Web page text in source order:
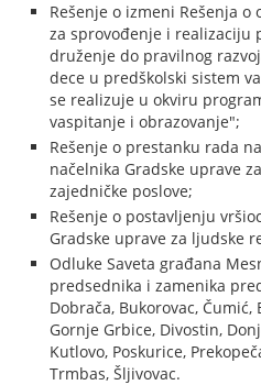
Rešenje o izmeni Rešenja
za sprovođenje i realizaciju
druženje do pravilnog
dece u predškolski sistem
se realizuje u okviru
vaspitanje i obrazovanje";
Rešenje o prestanku rada
načelnika Gradske uprave
zajedničke poslove;
Rešenje o postavljenju
Gradske uprave za ljudske
Odluke Saveta građana
predsednika i zamenika
Dobrača, Bukorovac, Čumić,
Gornje Grbice, Divostin,
Kutlovo, Poskurice,
Trmbas, Šljivovac.